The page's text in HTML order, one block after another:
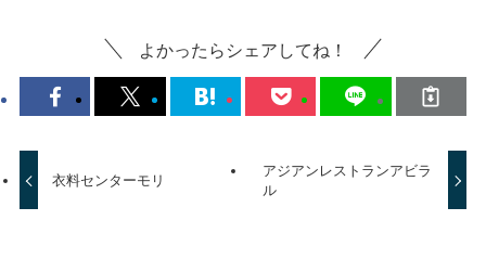
よかったらシェアしてね！
衣料センターモリ
アジアンレストランアビラ
ル